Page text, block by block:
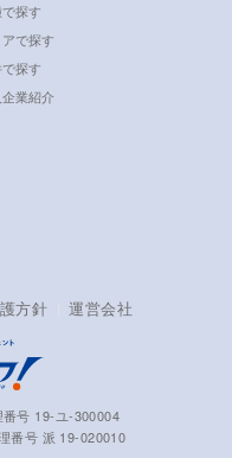
探す
アで探す
探す
業紹介
方針 運営会社
号 19-ユ-300004
番号 派 19-020010